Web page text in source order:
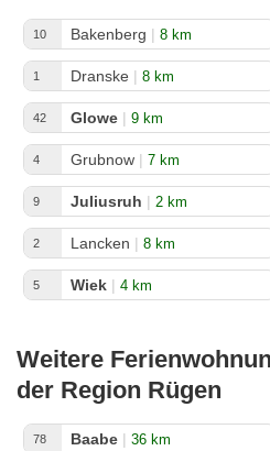
10 Bakenberg | 8 km
1 Dranske | 8 km
42 Glowe | 9 km
4 Grubnow | 7 km
9 Juliusruh | 2 km
2 Lancken | 8 km
5 Wiek | 4 km
Weitere
der Region Rügen
78 Baabe | 36 km